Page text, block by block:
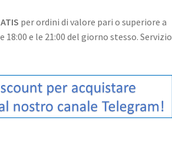
per ordini di valore pari o superiore a
e le 21:00 del giorno stesso. Servizio